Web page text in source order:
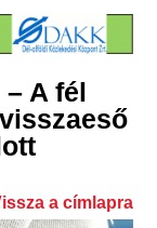
A fél
a címlapra